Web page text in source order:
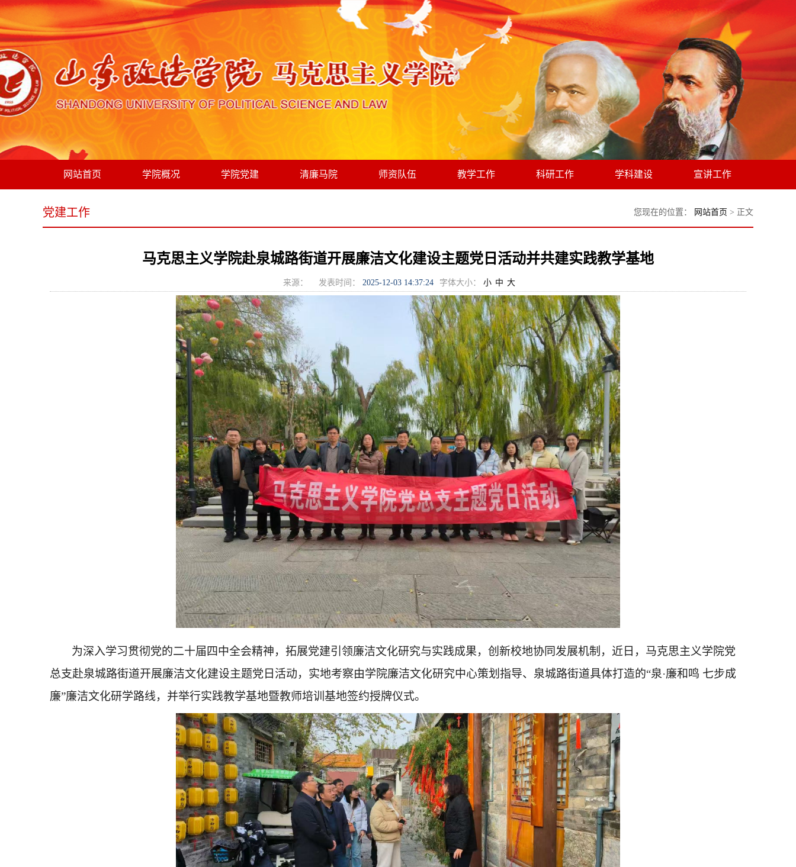
网站首页 学院概况 学院党建 清廉马院 师资队伍 教学工作 科研工作 学科建设 宣讲工作
党建工作 您现在的位置： 网站首页 > 正文
马克思主义学院赴泉城路街道开展廉洁文化建设主题党日活动并共建实践教学基地
来源： 发表时间： 2025-12-03 14:37:24 字体大小： 小 中 大
为深入学习贯彻党的二十届四中全会精神，拓展党建引领廉洁文化研究与实践成果，创新校地协同发展机制，近日，马克思主义学院党
总支赴泉城路街道开展廉洁文化建设主题党日活动，实地考察由学院廉洁文化研究中心策划指导、泉城路街道具体打造的“泉·廉和鸣 七步成
廉”廉洁文化研学路线，并举行实践教学基地暨教师培训基地签约授牌仪式。